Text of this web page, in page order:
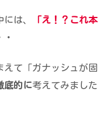
は、 「え！？これ本
て「ガナッシュが固
底的に考えてみました